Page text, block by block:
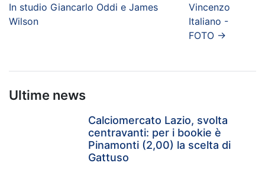
In studio Giancarlo Oddi e James
Wilson
Vincenzo
Italiano -
FOTO→
Ultime news
Calciomercato Lazio, svolta
centravanti: per i bookie è
Pinamonti (2,00) la scelta di
Gattuso